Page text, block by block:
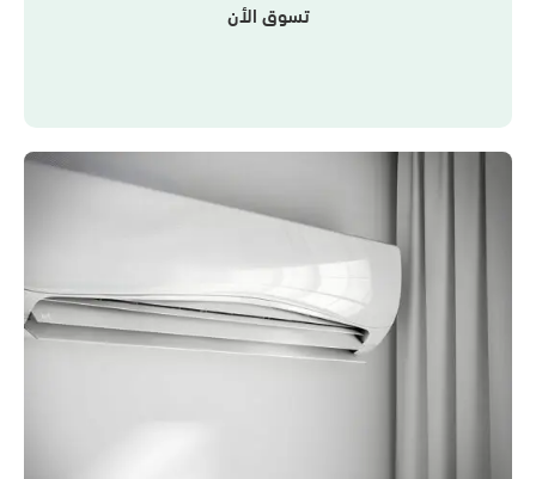
تسوق الأن